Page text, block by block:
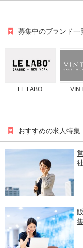
募集中のブランド一
LE LABO
おすすめの求人特集
集